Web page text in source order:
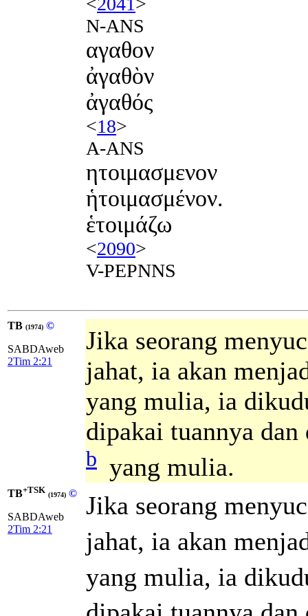
N-ANS
αγαθον
ἀγαθὸν
ἀγαθός
<18>
A-ANS
ητοιμασμενον
ἡτοιμασμένον.
ἑτοιμάζω
<2090>
V-PEPNNS
TB (1974) ©
SABDAweb
2Tim 2:21
Jika seorang
jahat, ia akan
yang mulia, ia
dipakai tuannya
b yang mulia.
TB+TSK (1974) ©
SABDAweb
2Tim 2:21
Jika seorang
jahat, ia akan
yang mulia, ia